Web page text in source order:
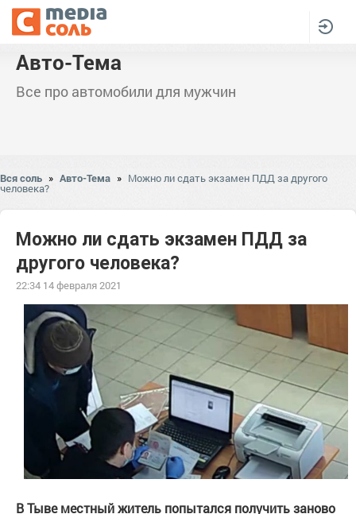
Авто-Тема
Все про автомобили для мужчин
Вся соль » Авто-Тема » Можно ли сдать экзамен ПДД за другого
человека?
Можно ли сдать экзамен ПДД за
другого человека?
22:34 14 февраля 2021
В Тыве местный житель попытался получить заново